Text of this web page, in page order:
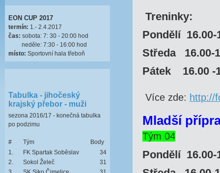
Treninky:
Pondělí 16.00-
Středa 16.00-
Pátek 16.00 -
Více zde: http://
Mladší
Tým 04
Pondělí 16.00-
EON CUP 2017
termín: 1.- 2.4.2017
čas: sobota: 7: 30 - 20:00 hod
neděle: 7:30 - 16:00 hod
místo: Sportovní hala třeboň
Tabulka - jihočeský
krajský přebor - muži
sezona 2016/17 - konečná tabulka
po podzimu
# Tým
Body
1.
FK Spartak Soběslav
34
2.
Sokol Želeč
31